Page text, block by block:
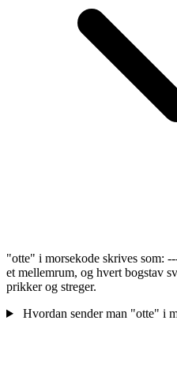
"otte" i morsekode skrives som:
et mellemrum, og hvert bogstav
prikker og streger.
Hvordan sender man "otte" i